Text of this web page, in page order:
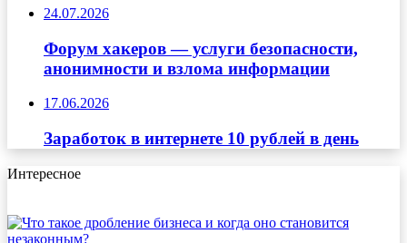
24.07.2026
Форум хакеров — услуги безопасности,
анонимности и взлома информации
17.06.2026
Заработок в интернете 10 рублей в день
Интересное